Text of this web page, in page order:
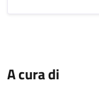
A cura di